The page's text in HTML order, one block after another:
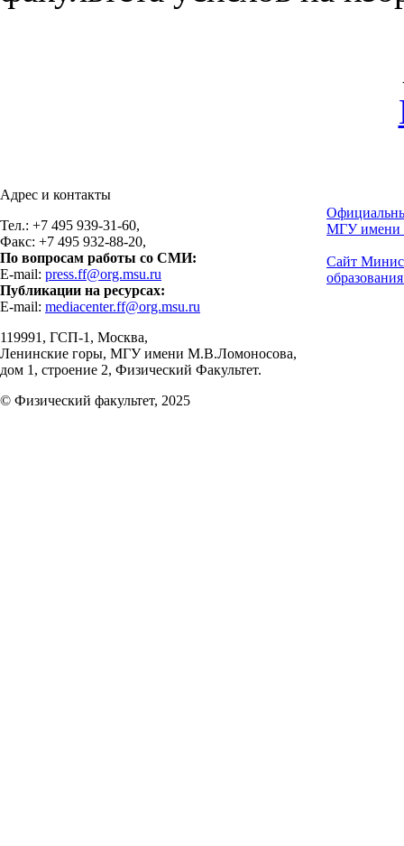
Адрес и контакты
Тел.: +7 495 939-31-60,
Факс: +7 495 932-88-20,
По вопросам работы со СМИ:
E-mail: press.ff@org.msu.ru
Публикации на ресурсах:
E-mail: mediacenter.ff@org.msu.ru
119991, ГСП-1, Москва,
Ленинские горы, МГУ имени М.В.Ломоносова,
дом 1, строение 2, Физический Факультет.
© Физический факультет, 2025
МГУ имени
Сайт